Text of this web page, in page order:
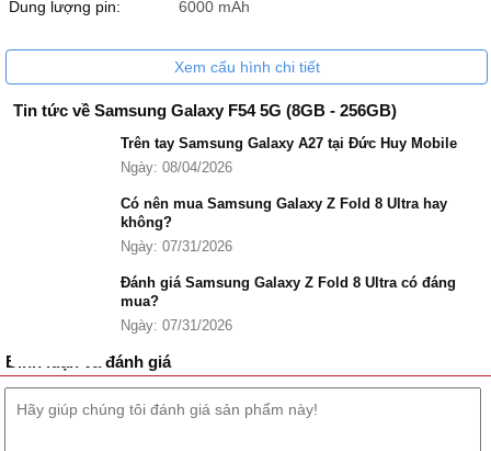
Dung lượng pin: 6000 mAh
Xem cấu hình chi tiết
Tin tức về Samsung Galaxy F54 5G (8GB - 256GB)
Trên tay Samsung Galaxy A27 tại Đức Huy Mobile
Ngày: 08/04/2026
Có nên mua Samsung Galaxy Z Fold 8 Ultra hay
không?
Ngày: 07/31/2026
Đánh giá Samsung Galaxy Z Fold 8 Ultra có đáng
mua?
Ngày: 07/31/2026
Bình luận và đánh giá